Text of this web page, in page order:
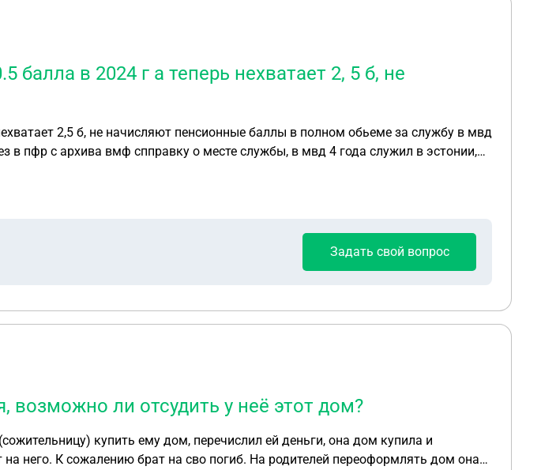
в 2024 г а теперь нехватает 2, 5 б, не
2,5 б, не начисляют пенсионные баллы в полном обьеме за службу в мвд
в пфр с архива вмф спправку о месте службы, в мвд 4 года служил в эстонии,
квитанции сохранились только за 1 год за этот год посчитано, ездил
Задать свой вопрос
ли отсудить у неё этот дом?
купить ему дом, перечислил ей деньги, она дом купила и
него. К сожалению брат на сво погиб. На родителей переоформлять дом она